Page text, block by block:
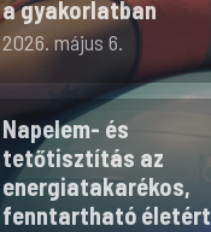
a gyakorlatban
2026. május 6.
Napelem- és
tetőtisztítás az
energiatakarékos,
fenntartható életért